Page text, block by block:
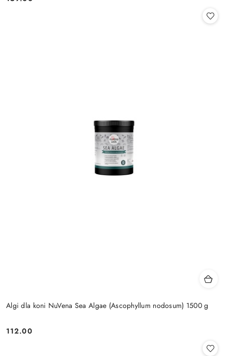
Cena:
Algi dla koni NuVena Sea Algae (Ascophyllum nodosum) 1500 g
Cena:
112.00